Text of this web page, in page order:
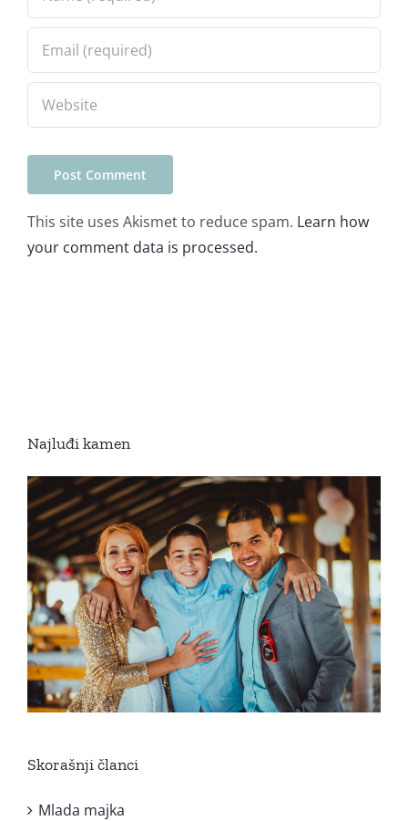
This site uses Akismet to reduce spam. Learn how
your comment data is processed.
Najluđi kamen
Skorašnji članci
Mlada majka